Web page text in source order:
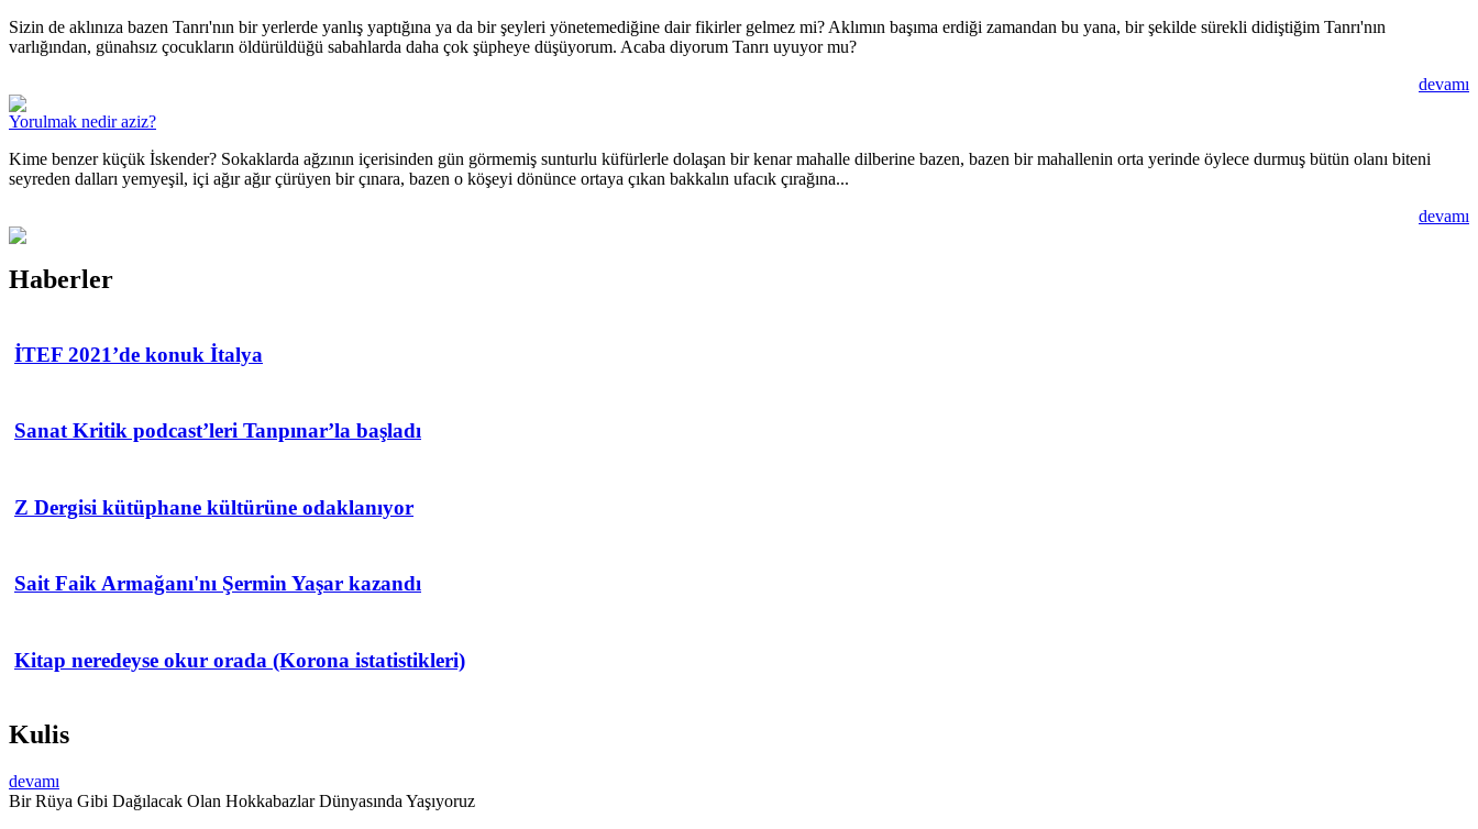
Sizin de aklınıza bazen Tanrı'nın bir yerlerde yanlış yaptığına ya da bir şeyleri yönetemediğine dair fikirler gelmez mi? Aklımın başıma erdiği zamandan bu yana, bir şekilde sürekli didiştiğim Tanrı'nın
varlığından, günahsız çocukların öldürüldüğü sabahlarda daha çok şüpheye düşüyorum. Acaba diyorum Tanrı uyuyor mu?
devamı
Yorulmak nedir aziz?
Kime benzer küçük İskender? Sokaklarda ağzının içerisinden gün görmemiş sunturlu küfürlerle dolaşan bir kenar mahalle dilberine bazen, bazen bir mahallenin orta yerinde öylece durmuş bütün olanı biteni
seyreden dalları yemyeşil, içi ağır ağır çürüyen bir çınara, bazen o köşeyi dönünce ortaya çıkan bakkalın ufacık çırağına...
devamı
Haberler
İTEF 2021’de konuk İtalya
Sanat Kritik podcast’leri Tanpınar’la başladı
Z Dergisi kütüphane kültürüne odaklanıyor
Sait Faik Armağanı'nı Şermin Yaşar kazandı
Kitap neredeyse okur orada (Korona istatistikleri)
Kulis
devamı
Bir Rüya Gibi Dağılacak Olan Hokkabazlar Dünyasında Yaşıyoruz